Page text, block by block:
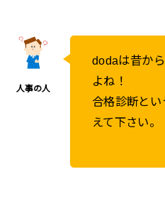
dodaは昔か
よね！
合格診断と
えて下さい。